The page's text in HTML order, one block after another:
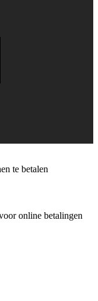
te betalen
online betalingen